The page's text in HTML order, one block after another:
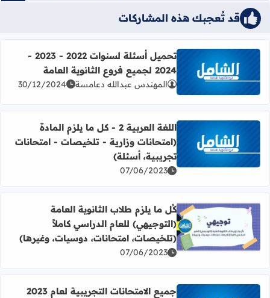
قد تُعجبك هذه المشاركات
اقرأ المزيد عن تحميل أسئلة لسنوات 2022 - 2023 - 2024 لجميع فروع الثانوية العامة
تحميل أسئلة لسنوات 2022 - 2023 -
2024 لجميع فروع الثانوية العامة
المهندس عبدالله دعامسة 30/12/2024
اقرأ المزيد عن اللغة العربية 2 - كل ما يلزم المادة (امتحانات وزارية - تلخيصات - امتحانات تجريبية، أسئلة)
اللغة العربية 2 - كل ما يلزم المادة
(امتحانات وزارية - تلخيصات - امتحانات
تجريبية، أسئلة)
07/06/2023
اقرأ المزيد عن كُل ما يلزم طلاب الثانوية العامة (التوجيهي)
كُل ما يلزم طلاب الثانوية العامة
(التوجيهي) للعام الدراسي كاملاً
(تلخيصات، امتحانات، دوسيات، وغيرها)
07/06/2023
جميع الامتحانات التجريبية لعام 2023